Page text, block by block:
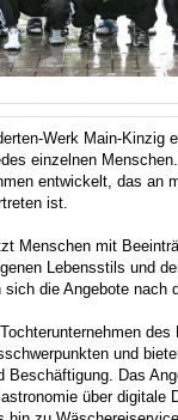
Werk Main-Kinzig
einzelnen
entwickelt, das an
ist.
Menschen mit
Lebensstils und
sich die Angebote nach
und
Beschäftigung. Das
über digitale